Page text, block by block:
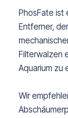
PhosFate ist
Entferner,
Filterwalzen
Aquarium zu
Wir